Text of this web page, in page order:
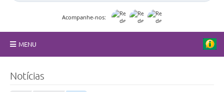
Acompanhe-nos:
MENU
Notícias